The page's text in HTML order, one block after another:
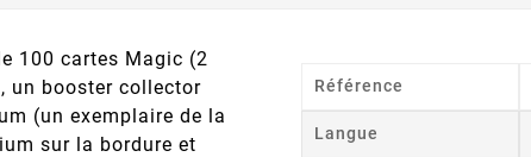
100 cartes Magic (2
un booster collector
(un exemplaire de la
sur la bordure et
Référence
Langue